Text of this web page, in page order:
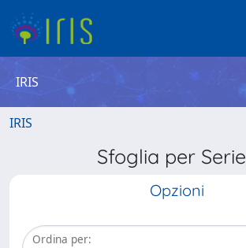
IRIS
IRIS
Sfoglia per Serie
Opzioni
Ordina per: